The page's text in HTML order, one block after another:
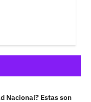
Nacional? Estas son